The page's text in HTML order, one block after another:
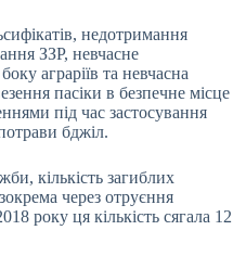
недотримання
ЗЗР, невчасне
аграріїв та невчасна
пасіки в безпечне місце
під час застосування
бджіл.
кількість загиблих
через отруєння
року ця кількість сягала 12